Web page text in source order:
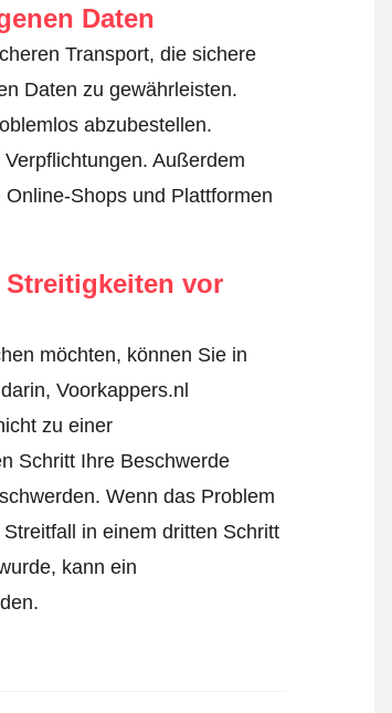
Daten
Transport, die sichere
Daten zu gewährleisten.
abzubestellen.
Außerdem
Shops und Plattformen
vor
möchten, können Sie in
Voorkappers.nl
zu einer
Schritt Ihre Beschwerde
Wenn das Problem
in einem dritten Schritt
kann ein